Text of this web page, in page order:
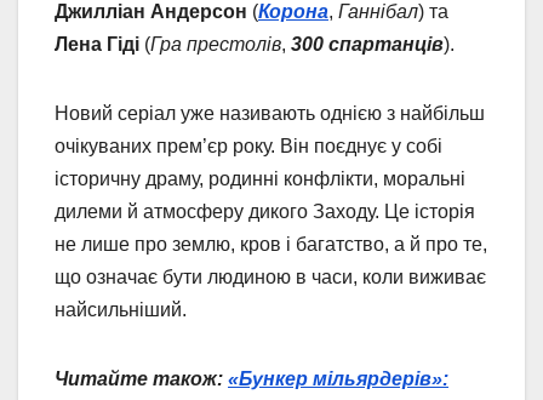
Джилліан Андерсон (Корона, Ганнібал) та
Лена Гіді (Гра престолів, 300 спартанців).
Новий серіал уже називають однією з найбільш
очікуваних прем’єр року. Він поєднує у собі
історичну драму, родинні конфлікти, моральні
дилеми й атмосферу дикого Заходу. Це історія
не лише про землю, кров і багатство, а й про те,
що означає бути людиною в часи, коли виживає
найсильніший.
Читайте також: «Бункер мільярдерів»: